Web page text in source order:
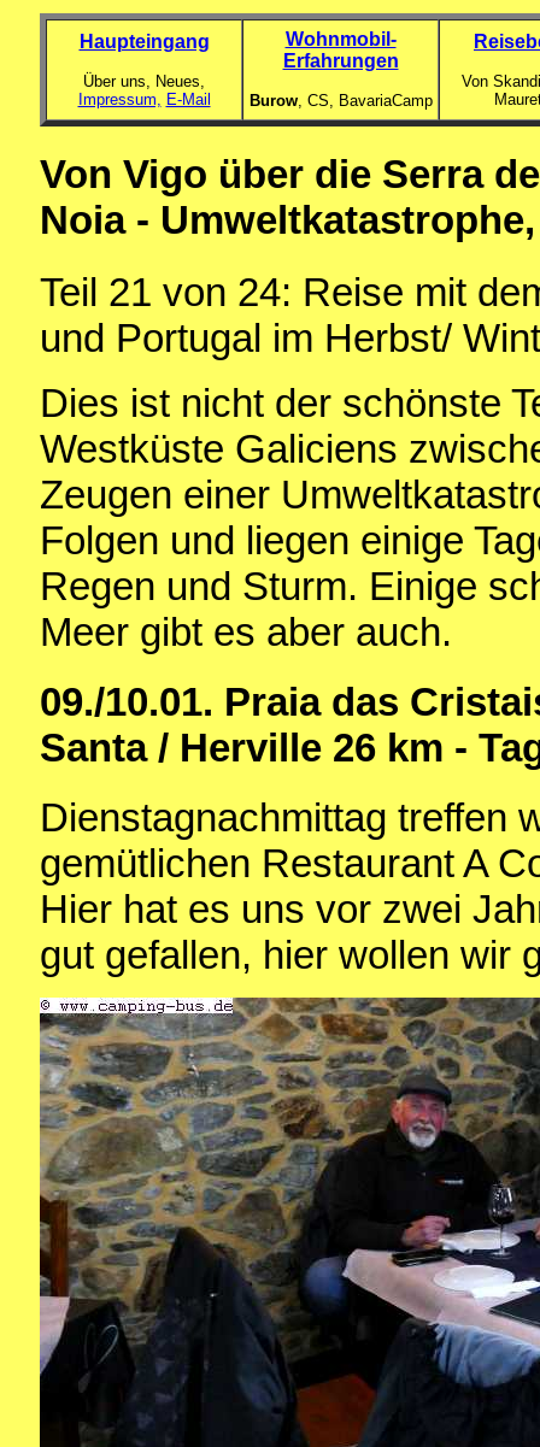
Haupteingang
Über uns, Neues,
Impressum, E-Mail
Wohnmobil-
Erfahrungen
Burow, CS, BavariaCamp
Von
Von Vigo über die Serra
Noia -
Teil 21 von 24: Reise mit
und Portugal im Herbst/
Dies ist nicht der schönste
Westküste Galiciens
Zeugen einer
Folgen und liegen einige
Regen und Sturm. Einige
Meer gibt es aber auch.
09./10.01. Praia das
Santa / Herville 26 km -
Dienstagnachmittag treffen
gemütlichen Restaurant A
Hier hat es uns vor zwei
gut gefallen, hier wollen wir